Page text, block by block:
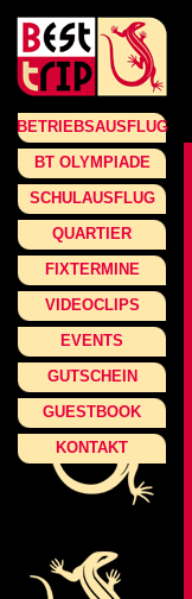
BETRIEBSAUSFLUG
BT OLYMPIADE
SCHULAUSFLUG
QUARTIER
FIXTERMINE
VIDEOCLIPS
EVENTS
GUTSCHEIN
GUESTBOOK
KONTAKT